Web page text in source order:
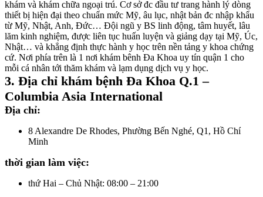
khám và khám chữa ngoại trú. Cơ sở đc đầu tư trang hành lý dòng
thiết bị hiện đại theo chuẩn mức Mỹ, âu lục, nhật bản đc nhập khẩu
từ Mỹ, Nhật, Anh, Đức… Đội ngũ y BS linh động, tâm huyết, lâu
lăm kinh nghiệm, được liên tục huấn luyện và giảng dạy tại Mỹ, Úc,
Nhật… và khẳng định thực hành y học trên nền tảng y khoa chứng
cứ. Nơi phía trên là 1 nơi khám bênh Đa Khoa uy tín quận 1 cho
mỗi cá nhân tới thăm khám và lạm dụng dịch vụ y học.
3. Địa chỉ khám bệnh Đa Khoa Q.1 –
Columbia Asia International
Địa chỉ:
8 Alexandre De Rhodes, Phường Bến Nghé, Q1, Hồ Chí
Minh
thời gian làm việc:
thứ Hai – Chủ Nhật: 08:00 – 21:00